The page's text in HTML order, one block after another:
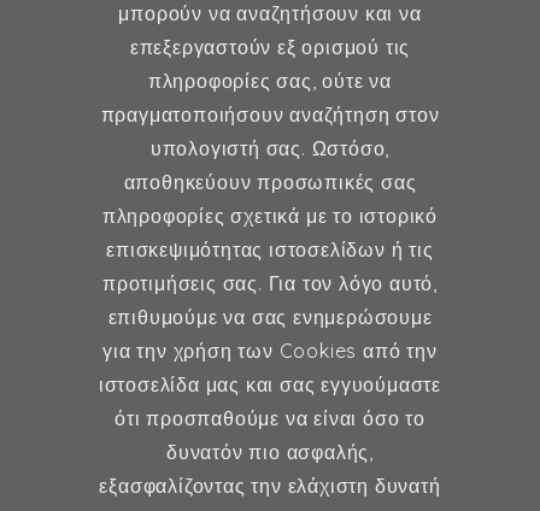
Γυναικολογία
Υποβοηθούμενη Αναπαραγωγή
Μαιευτική
Επικοινωνία
Κερασούντος 5, Αθήνα 115 28
(30) 211 42 33 309
fexidr@gmail.com
μπορούν να αναζητήσουν και να
επεξεργαστούν εξ ορισμού τις
πληροφορίες σας, ούτε να
πραγματοποιήσουν αναζήτηση στον
υπολογιστή σας. Ωστόσο,
αποθηκεύουν προσωπικές σας
πληροφορίες σχετικά με το ιστορικό
επισκεψιμότητας ιστοσελίδων ή τις
προτιμήσεις σας. Για τον λόγο αυτό,
επιθυμούμε να σας ενημερώσουμε
για την χρήση των Cookies από την
ιστοσελίδα μας και σας εγγυούμαστε
ότι προσπαθούμε να είναι όσο το
δυνατόν πιο ασφαλής,
εξασφαλίζοντας την ελάχιστη δυνατή